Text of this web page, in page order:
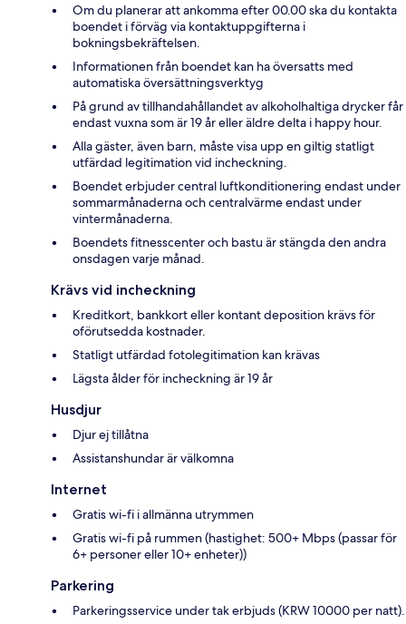
Om du planerar att ankomma efter 00.00 ska du kontakta
boendet i förväg via kontaktuppgifterna i
bokningsbekräftelsen.
Informationen från boendet kan ha översatts med
automatiska översättningsverktyg
På grund av tillhandahållandet av alkoholhaltiga drycker får
endast vuxna som är 19 år eller äldre delta i happy hour.
Alla gäster, även barn, måste visa upp en giltig statligt
utfärdad legitimation vid incheckning.
Boendet erbjuder central luftkonditionering endast under
sommarmånaderna och centralvärme endast under
vintermånaderna.
Boendets fitnesscenter och bastu är stängda den andra
onsdagen varje månad.
Krävs vid incheckning
Kreditkort, bankkort eller kontant deposition krävs för
oförutsedda kostnader.
Statligt utfärdad fotolegitimation kan krävas
Lägsta ålder för incheckning är 19 år
Husdjur
Djur ej tillåtna
Assistanshundar är välkomna
Internet
Gratis wi-fi i allmänna utrymmen
Gratis wi-fi på rummen (hastighet: 500+ Mbps (passar för
6+ personer eller 10+ enheter))
Parkering
Parkeringsservice under tak erbjuds (KRW 10000 per natt).